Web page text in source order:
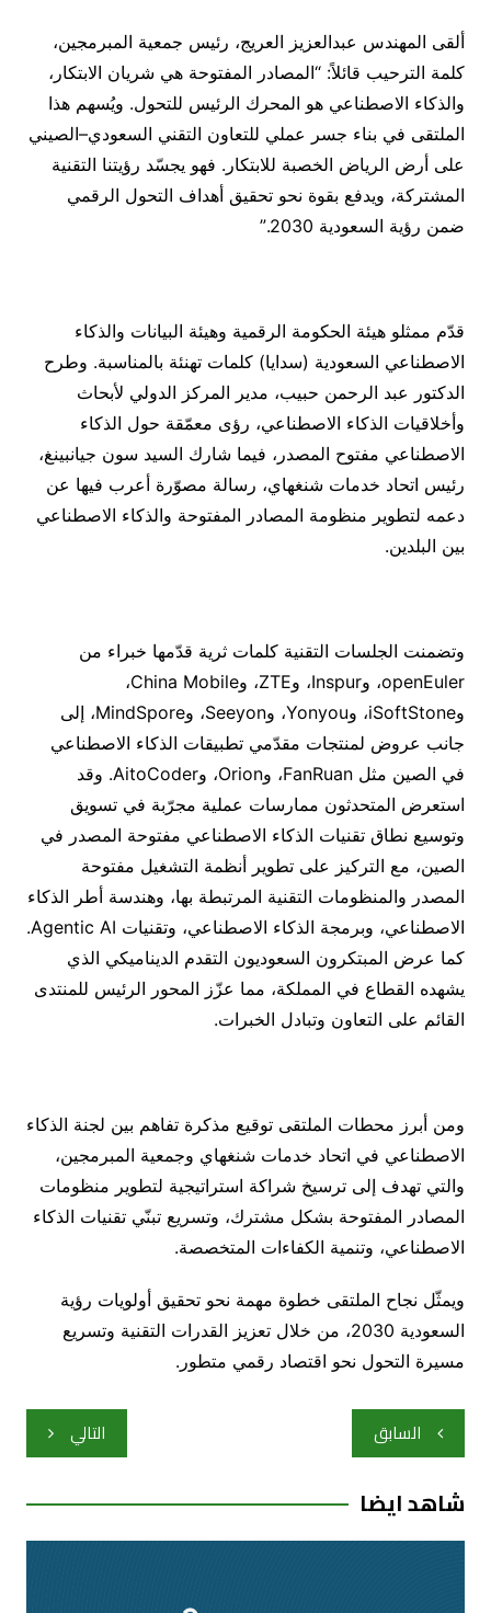
ألقى المهندس عبدالعزيز العريج، رئيس جمعية المبرمجين،
كلمة الترحيب قائلاً: “المصادر المفتوحة هي شريان الابتكار،
والذكاء الاصطناعي هو المحرك الرئيس للتحول. ويُسهم هذا
الملتقى في بناء جسر عملي للتعاون التقني السعودي–الصيني
على أرض الرياض الخصبة للابتكار. فهو يجسّد رؤيتنا التقنية
المشتركة، ويدفع بقوة نحو تحقيق أهداف التحول الرقمي
ضمن رؤية السعودية 2030.”
قدّم ممثلو هيئة الحكومة الرقمية وهيئة البيانات والذكاء
الاصطناعي السعودية (سدايا) كلمات تهنئة بالمناسبة. وطرح
الدكتور عبد الرحمن حبيب، مدير المركز اﻟﺪوﻟﻲ ﻷﺑﺤﺎث
وأﺧﻼﻗﻴﺎت اﻟﺬﻛﺎء الاصطناعي، رؤى معمّقة حول الذكاء
الاصطناعي مفتوح المصدر، فيما شارك السيد سون جيانبينغ،
رئيس اتحاد خدمات شنغهاي، رسالة مصوّرة أعرب فيها عن
دعمه لتطوير منظومة المصادر المفتوحة والذكاء الاصطناعي
بين البلدين.
وتضمنت الجلسات التقنية كلمات ثرية قدّمها خبراء من
openEuler، وInspur، وZTE، وChina Mobile،
وiSoftStone، وYonyou، وSeeyon، وMindSpore، إلى
جانب عروض لمنتجات مقدّمي تطبيقات الذكاء الاصطناعي
في الصين مثل FanRuan، وOrion، وAitoCoder. وقد
استعرض المتحدثون ممارسات عملية مجرّبة في تسويق
وتوسيع نطاق تقنيات الذكاء الاصطناعي مفتوحة المصدر في
الصين، مع التركيز على تطوير أنظمة التشغيل مفتوحة
المصدر والمنظومات التقنية المرتبطة بها، وهندسة أطر الذكاء
الاصطناعي، وبرمجة الذكاء الاصطناعي، وتقنيات Agentic AI.
كما عرض المبتكرون السعوديون التقدم الديناميكي الذي
يشهده القطاع في المملكة، مما عزّز المحور الرئيس للمنتدى
القائم على التعاون وتبادل الخبرات.
ومن أبرز محطات الملتقى توقيع مذكرة تفاهم بين لجنة الذكاء
الاصطناعي في اتحاد خدمات شنغهاي وجمعية المبرمجين،
والتي تهدف إلى ترسيخ شراكة استراتيجية لتطوير منظومات
المصادر المفتوحة بشكل مشترك، وتسريع تبنّي تقنيات الذكاء
الاصطناعي، وتنمية الكفاءات المتخصصة.
ويمثّل نجاح الملتقى خطوة مهمة نحو تحقيق أولويات رؤية
السعودية 2030، من خلال تعزيز القدرات التقنية وتسريع
مسيرة التحول نحو اقتصاد رقمي متطور.
تصفّح
المقالات
السابق التالي
شاهد ايضا